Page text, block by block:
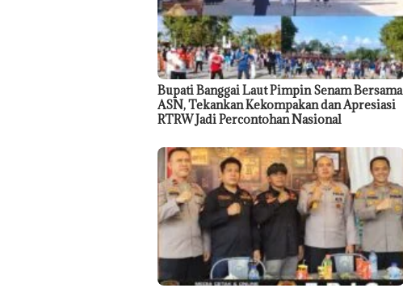
Bupati Banggai Laut Pimpin Senam Bersama
ASN, Tekankan Kekompakan dan Apresiasi
RTRW Jadi Percontohan Nasional